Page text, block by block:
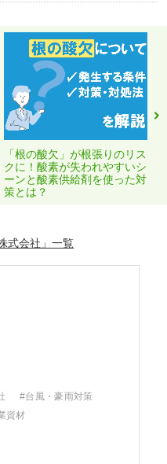
「根の酸欠」が根張りのリス
クに！酸素が失われやすいシ
ーンと酸素供給剤を使った対
策とは？
式会社」
#台風・豪雨対策
資材